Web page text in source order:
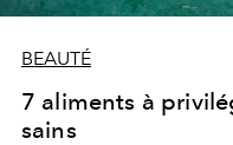
BEAUTÉ
7 aliments à
sains